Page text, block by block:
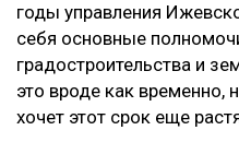
годы управления
себя основные
градостроительства и
это вроде как временно,
хочет этот срок еще